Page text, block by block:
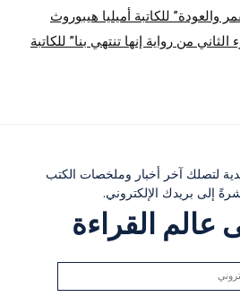
للكاتبة أميليا هيبوروث
من رواية إنها تنتهي بنا” للكاتبة
لتصلك آخر أخبار وملخصات الكتب
إلى بريدك الإلكتروني.
عالم القراءة